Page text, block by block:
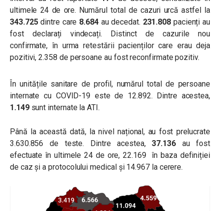
ultimele 24 de ore. Numărul total de cazuri urcă astfel la
343.725dintre care 8.684au decedat. 231.808 pacienți au
fost declarați vindecați. Distinct de cazurile nou
confirmate, în urma retestării pacienților care erau deja
pozitivi, 2.358 de persoane au fost reconfirmate pozitiv.
În unitățile sanitare de profil, numărul total de persoane
internate cu COVID-19 este de 12.892. Dintre acestea,
1.149sunt internate la ATI.
Până la această dată, la nivel național, au fost prelucrate
3.630.856 de teste. Dintre acestea,37.136au fost
efectuate în ultimele 24 de ore, 22.169 în baza definiției
de caz și a protocolului medical și 14.967 la cerere.